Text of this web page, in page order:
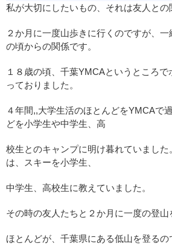
私が大切にしたいもの、それは友人との
２か月に一度山歩きに行くのですが、
の頃からの関係です。
１８歳の頃、千葉YMCAというところ
っておりました。
４年間,,大学生活のほとんどをYMCAで
どを小学生や中学生、高
校生とのキャンプに明け暮れていまし
は、スキーを小学生、
中学生、高校生に教えていました。
その時の友人たちと２か月に一度の登山
ほとんどが、千葉県にある低山を登るの